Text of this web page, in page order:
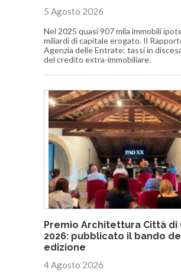
5 Agosto 2026
Nel 2025 quasi 907 mila immobili
miliardi di capitale erogato. Il
Agenzia delle Entrate: tassi in
del credito extra-immobiliare.
Premio Architettura Città di
2026: pubblicato il bando
edizione
4 Agosto 2026